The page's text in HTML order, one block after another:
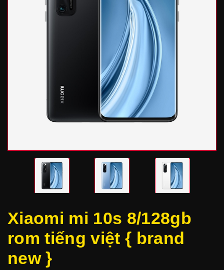
Xiaomi mi 10s 8/128gb
rom tiếng việt { brand
new }